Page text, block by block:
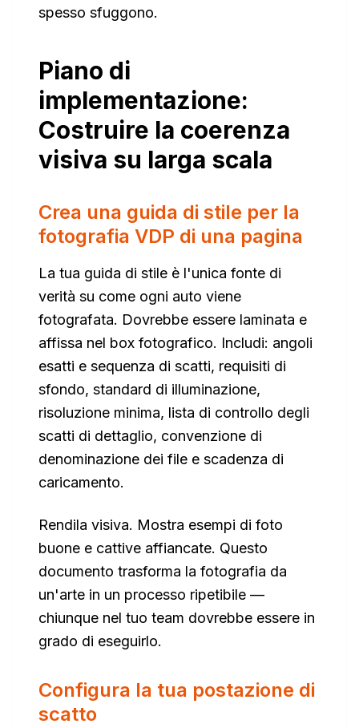
spesso sfuggono.
Piano di
implementazione:
Costruire la coerenza
visiva su larga scala
Crea una guida di stile per la
fotografia VDP di una pagina
La tua guida di stile è l'unica fonte di
verità su come ogni auto viene
fotografata. Dovrebbe essere laminata e
affissa nel box fotografico. Includi: angoli
esatti e sequenza di scatti, requisiti di
sfondo, standard di illuminazione,
risoluzione minima, lista di controllo degli
scatti di dettaglio, convenzione di
denominazione dei file e scadenza di
caricamento.
Rendila visiva. Mostra esempi di foto
buone e cattive affiancate. Questo
documento trasforma la fotografia da
un'arte in un processo ripetibile —
chiunque nel tuo team dovrebbe essere in
grado di eseguirlo.
Configura la tua postazione di
scatto